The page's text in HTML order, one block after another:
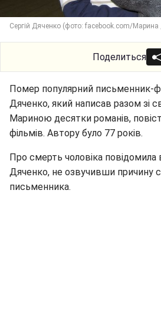
Сергій Дяченко (фото: facebook.com/Марина
Поделиться
Помер популярний письменник-
Дяченко, який написав разом зі
Мариною десятки романів,
фільмів. Автору було 77 років.
Про смерть чоловіка повідомила
Дяченко, не озвучивши причину
письменника.